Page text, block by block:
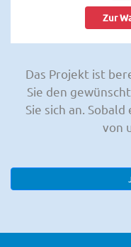
Zur
Das Projekt ist
Sie den
Sie sich an.
von